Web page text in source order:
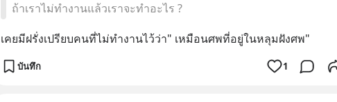
ถ้าเราไม่ทำงานแล้วเราจะทำอะไร ?
เคยมีฝรั่งเปรียบคนที่ไม่ทำงานไว้ว่า" เหมือนศพที่อยู่ในหลุมฝังศพ"
บันทึก 1